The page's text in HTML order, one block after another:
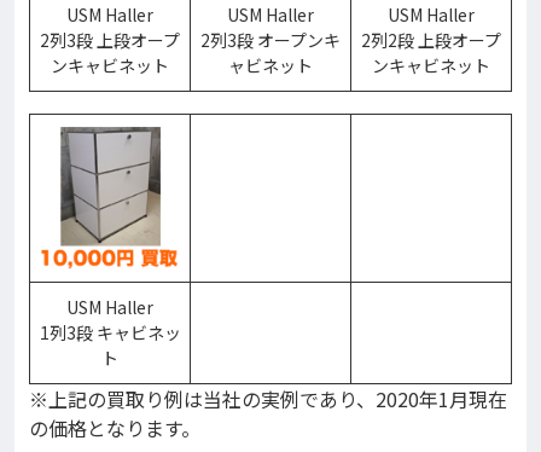
USM Haller
2列3段 上段オープ
ンキャビネット
USM Haller
2列3段 オープンキ
ャビネット
USM Haller
2列2段 上段オープ
ンキャビネット
USM Haller
1列3段 キャビネッ
ト
※上記の買取り例は当社の実例であり、2020年1月現在
の価格となります。